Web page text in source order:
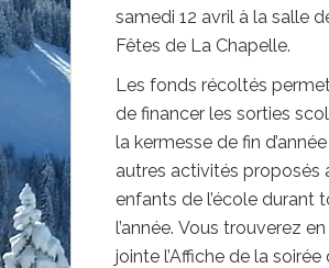
samedi 12 avril à la salle
Fêtes de La Chapelle.
Les fonds récoltés
de financer les sorties
la kermesse de fin
autres activités proposés
enfants de l’école durant
l’année. Vous trouverez
jointe l’Affiche de la soirée